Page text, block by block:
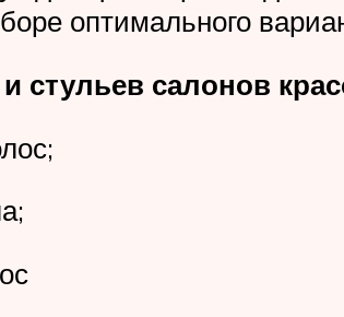
оптимального
стульев салонов